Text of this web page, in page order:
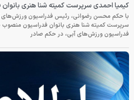
کیمیا احمدی سرپرست کمیته شنا هنری
با حکم محسن رضوانی، رئیس فدراسیون ورزش‌های
سرپرست کمیته شنا هنری بانوان فدراسیون منصوب
فدراسیون ورزش‌های آبی، در حکم صادر